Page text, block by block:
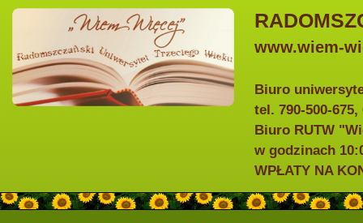
www.wiem-
Biuro
tel. 790-500-675,
Biuro RUTW
w godzinach
WPŁATY NA